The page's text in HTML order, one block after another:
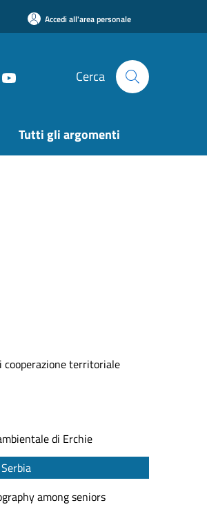
Accedi all'area personale
Cerca
Tutti gli argomenti
cooperazione territoriale
di Erchie
among seniors